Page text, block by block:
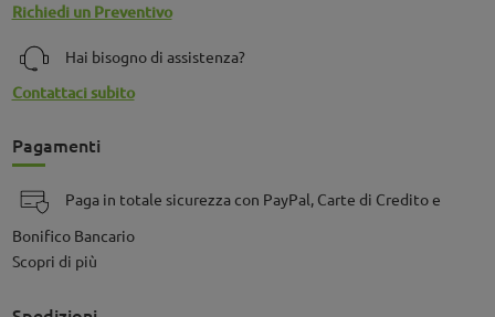
Richiedi un Preventivo
Hai bisogno di assistenza?
Contattaci subito
Pagamenti
Paga in totale sicurezza con PayPal, Carte di Credito e
Bonifico Bancario
Scopri di più